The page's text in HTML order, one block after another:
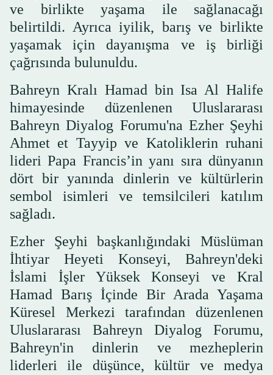
ve birlikte yaşama ile sağlanacağı
belirtildi. Ayrıca iyilik, barış ve birlikte
yaşamak için dayanışma ve iş birliği
çağrısında bulunuldu.
Bahreyn Kralı Hamad bin Isa Al Halife
himayesinde düzenlenen Uluslararası
Bahreyn Diyalog Forumu'na Ezher Şeyhi
Ahmet et Tayyip ve Katoliklerin ruhani
lideri Papa Francis’in yanı sıra dünyanın
dört bir yanında dinlerin ve kültürlerin
sembol isimleri ve temsilcileri katılım
sağladı.
Ezher Şeyhi başkanlığındaki Müslüman
İhtiyar Heyeti Konseyi, Bahreyn'deki
İslami İşler Yüksek Konseyi ve Kral
Hamad Barış İçinde Bir Arada Yaşama
Küresel Merkezi tarafından düzenlenen
Uluslararası Bahreyn Diyalog Forumu,
Bahreyn'in dinlerin ve mezheplerin
liderleri ile düşünce, kültür ve medya